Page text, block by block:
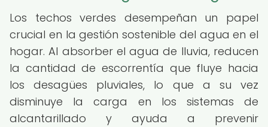
Los techos verdes desempeñan un papel
crucial en la gestión sostenible del agua en el
hogar. Al absorber el agua de lluvia, reducen
la cantidad de escorrentía que fluye hacia
los desagües pluviales, lo que a su vez
disminuye la carga en los sistemas de
alcantarillado y ayuda a prevenir